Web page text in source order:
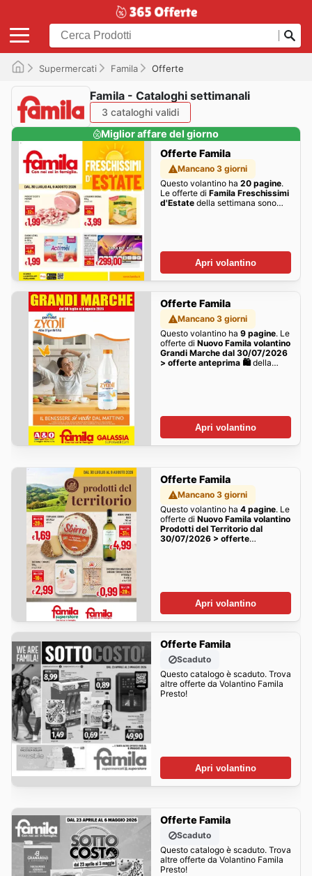
Supermercati Famila Offerte
Famila - Cataloghi settimanali
3 cataloghi validi
Miglior affare del giorno
Offerte Famila
Mancano 3 giorni
Questo volantino ha 20 pagine.
Le offerte di Famila Freschissimi
d'Estatedella settimana sono
Apri volantino
Offerte Famila
Mancano 3 giorni
Questo volantino ha 9 pagine. Le
offerte di Nuovo Famila volantino
Grandi Marche dal 30/07/2026
> offerte anteprima 🛍️della
Apri volantino
Offerte Famila
Mancano 3 giorni
Questo volantino ha 4 pagine. Le
offerte di Nuovo Famila volantino
Prodotti del Territorio dal
30/07/2026 > offerte
Apri volantino
Offerte Famila
Scaduto
Questo catalogo è scaduto. Trova
altre offerte da Volantino Famila
Presto!
Apri volantino
Offerte Famila
Scaduto
Questo catalogo è scaduto. Trova
altre offerte da Volantino Famila
Presto!